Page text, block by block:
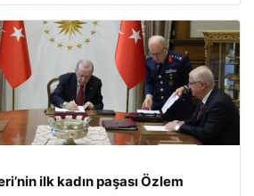
ilk kadın paşası Özlem